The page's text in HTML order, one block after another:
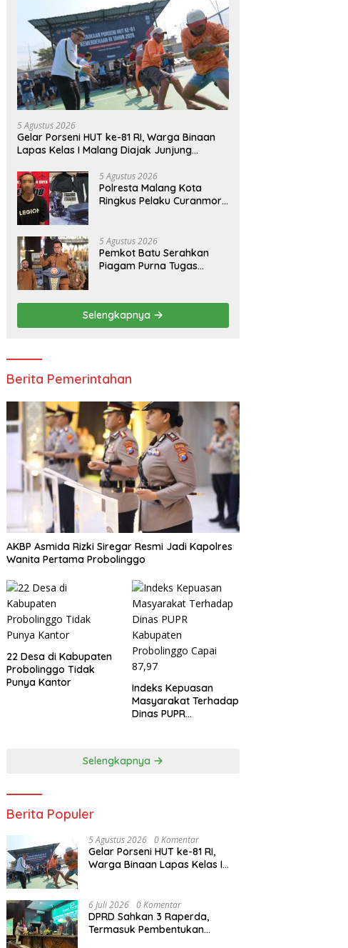
5 Agustus 2026
Gelar Porseni HUT ke-81 RI, Warga Binaan
Lapas Kelas I Malang Diajak Junjung
5 Agustus 2026
Polresta Malang Kota
Ringkus Pelaku Curanmor,
5 Agustus 2026
Pemkot Batu Serahkan
Piagam Purna Tugas
Utama
Selengkapnya
Berita Pemerintahan
AKBP Asmida Rizki Siregar Resmi Jadi Kapolres
Wanita Pertama Probolinggo
22 Desa di Kabupaten
Probolinggo Tidak
Punya Kantor
Indeks Kepuasan
Masyarakat Terhadap
Dinas PUPR
Selengkapnya
Berita Populer
5 Agustus 2026 0 Komentar
Gelar Porseni HUT ke-81 RI,
Warga Binaan Lapas Kelas I
6 Juli 2026 0 Komentar
DPRD Sahkan 3 Raperda,
Termasuk Pembentukan